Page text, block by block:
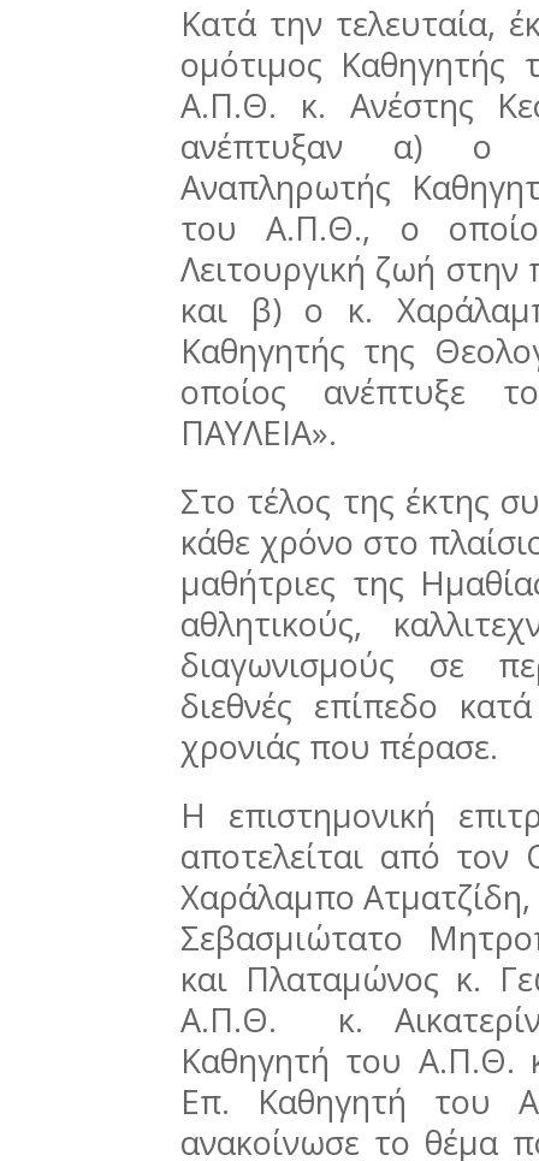
Κατά την τελευταία,
ομότιμος Καθηγητής
Α.Π.Θ. κ. Ανέστης
ανέπτυξαν α) ο
Αναπληρωτής
του Α.Π.Θ., ο
Λειτουργική ζωή στην
και β) ο κ.
Καθηγητής της
οποίος ανέπτυξε
ΠΑΥΛΕΙΑ».
Στο τέλος της έκτης
κάθε χρόνο στο
μαθήτριες της
αθλητικούς,
διαγωνισμούς σε
διεθνές επίπεδο
χρονιάς που πέρασε.
Η επιστημονική
αποτελείται από
Χαράλαμπο
Σεβασμιώτατο
και Πλαταμώνος κ.
Α.Π.Θ. κ.
Καθηγητή του Α.Π.Θ.
Επ. Καθηγητή του
ανακοίνωσε το θέμα